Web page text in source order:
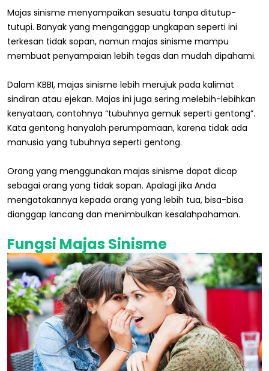
Majas sinisme menyampaikan sesuatu tanpa ditutup-
tutupi. Banyak yang menganggap ungkapan seperti ini
terkesan tidak sopan, namun majas sinisme mampu
membuat penyampaian lebih tegas dan mudah dipahami.
Dalam KBBI, majas sinisme lebih merujuk pada kalimat
sindiran atau ejekan. Majas ini juga sering melebih-lebihkan
kenyataan, contohnya “tubuhnya gemuk seperti gentong”.
Kata gentong hanyalah perumpamaan, karena tidak ada
manusia yang tubuhnya seperti gentong.
Orang yang menggunakan majas sinisme dapat dicap
sebagai orang yang tidak sopan. Apalagi jika Anda
mengatakannya kepada orang yang lebih tua, bisa-bisa
dianggap lancang dan menimbulkan kesalahpahaman.
Fungsi Majas Sinisme